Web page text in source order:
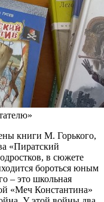
книги М. Горького,
«Пиратский
в сюжете
бороться юным
– это школьная
«Меч Константина»